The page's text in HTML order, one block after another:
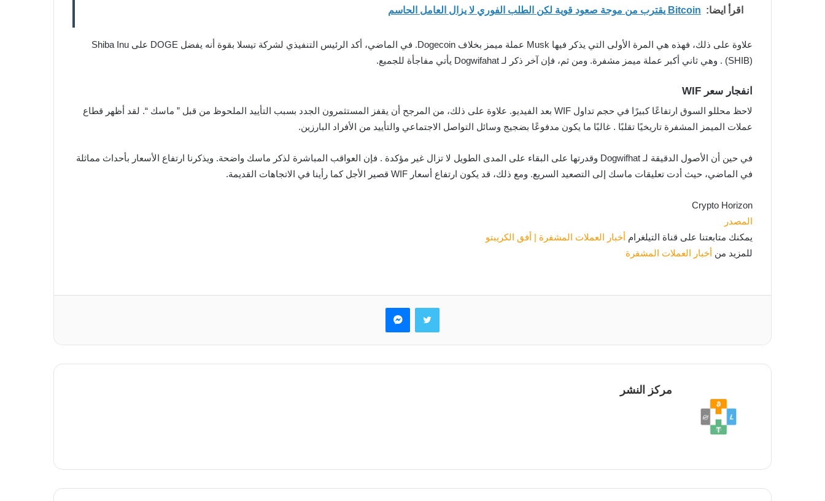
اقرأ ايضا: Bitcoin يقترب من موجة صعود قوية لكن الطلب الفوري لا يزال العامل الحاسم
علاوة على ذلك، فهذه هي المرة الأولى التي يذكر فيها Musk عملة ميمز بخلاف Dogecoin. في الماضي، أكد الرئيس التنفيذي لشركة تيسلا بقوة أنه يفضل DOGE على Shiba Inu
(SHIB) . وهي ثاني أكبر عملة ميمز مشفرة. ومن ثم، فإن آخر ذكر لـ Dogwifahat يأتي مفاجأة للجميع.
انفجار سعر WIF
لاحظ محللو السوق ارتفاعًا كبيرًا في حجم تداول WIF بعد الفيديو. علاوة على ذلك، من المرجح أن يقفز المستثمرون الجدد بسبب التأييد الملحوظ من قبل ” ماسك “. لقد أظهر قطاع
عملات الميمز المشفرة تاريخيًا تقلبًا . غالبًا ما يكون مدفوعًا بضجيج وسائل التواصل الاجتماعي والتأييد من الأفراد البارزين.
في حين أن الأصول الدقيقة لـ Dogwifhat وقدرتها على البقاء على المدى الطويل لا تزال غير مؤكدة . فإن العواقب المباشرة لذكر ماسك واضحة. ويذكرنا ارتفاع الأسعار بأحداث مماثلة
في الماضي، حيث أدت تعليقات ماسك إلى التصعيد السريع. ومع ذلك، قد يكون ارتفاع أسعار WIF قصير الأجل كما رأينا في الاتجاهات القديمة.
Crypto Horizon
المصدر
يمكنك متابعتنا على قناة التيلغرام أخبار العملات المشفرة | أفق الكريبتو
للمزيد من أخبار العملات المشفرة
تويتر ماسنجر
مركز النشر